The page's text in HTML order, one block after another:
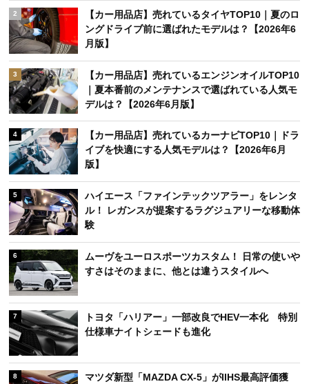
2
【カー用品店】売れているタイヤTOP10｜夏のロ
ングドライブ前に選ばれたモデルは？【2026年6
月版】
3
【カー用品店】売れているエンジンオイルTOP10
｜夏本番前のメンテナンスで選ばれている人気モ
デルは？【2026年6月版】
4
【カー用品店】売れているカーナビTOP10｜ドラ
イブを快適にする人気モデルは？【2026年6月
版】
5
ハイエース「ファインテックツアラー」をレンタ
ル！ レガンスが提案するラグジュアリーな移動体
験
6
ムーヴをユーロスポーツカスタム！ 日常の使いや
すさはそのままに、他とは違うスタイルへ
7
トヨタ「ハリアー」一部改良でHEV一本化 特別
仕様車ナイトシェードも進化
8
マツダ新型「MAZDA CX-5」がIIHS最高評価獲